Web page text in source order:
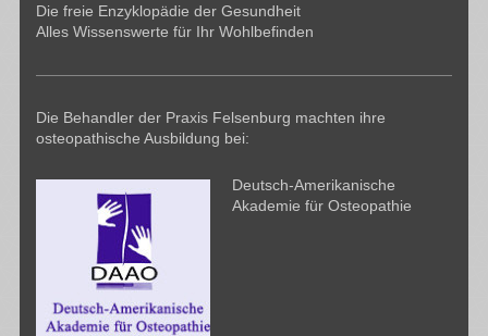
Die freie Enzyklopädie der Gesundheit
Alles Wissenswerte für Ihr Wohlbefinden
Die Behandler der Praxis Felsenburg machten ihre
osteopathische Ausbildung bei:
Deutsch-Amerikanische
Akademie für Osteopathie